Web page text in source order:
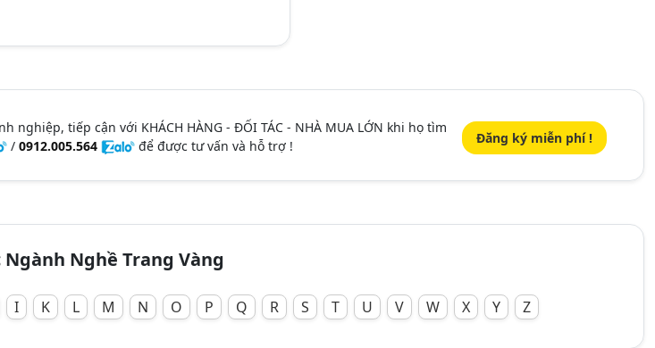
nghiệp, tiếp cận với KHÁCH HÀNG - ĐỐI TÁC - NHÀ MUA LỚN khi họ tìm
/ 0912.005.564 để được tư vấn và hỗ trợ ! Đăng ký miễn phí !
Ngành Nghề Trang Vàng
I K L M N O P Q R S T U V W X Y Z